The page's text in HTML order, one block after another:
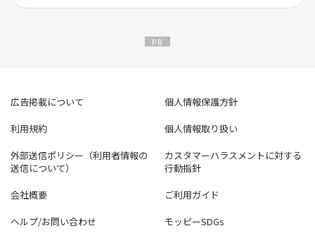
広告掲載について
個人情報保護方針
利用規約
個人情報取り扱い
外部送信ポリシー（利用者情報の
送信について）
カスタマーハラスメントに対する
行動指針
会社概要
ご利用ガイド
ヘルプ/お問い合わせ
モッピーSDGs